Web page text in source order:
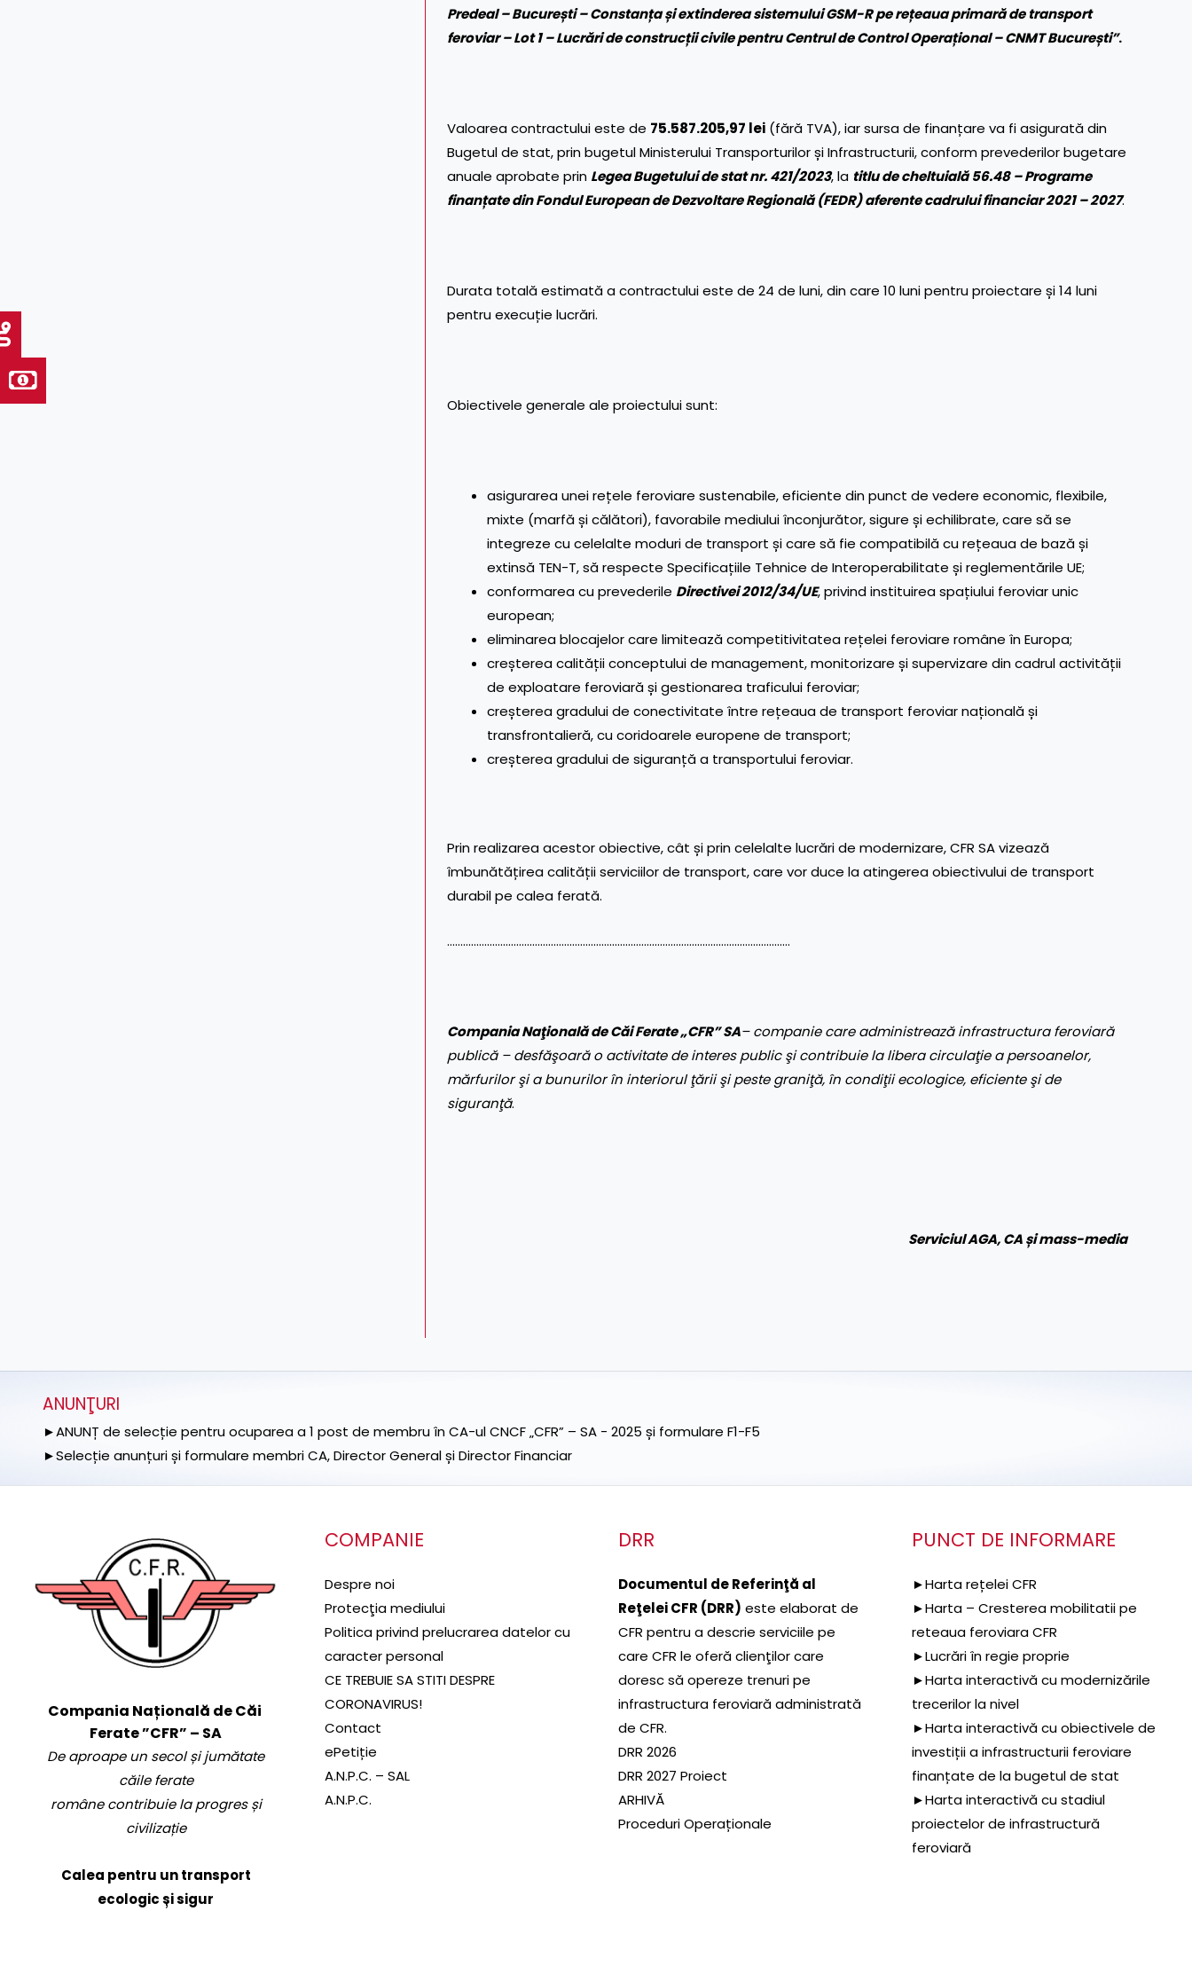
Predeal – București – Constanța și extinderea sistemului GSM-R pe rețeaua primară de transport
feroviar – Lot 1 – Lucrări de construcții civile pentru Centrul de Control Operațional – CNMT București”.
Valoarea contractului este de 75.587.205,97 lei (fără TVA), iar sursa de finanțare va fi asigurată din
Bugetul de stat, prin bugetul Ministerului Transporturilor și Infrastructurii, conform prevederilor bugetare
anuale aprobate prin Legea Bugetului de stat nr. 421/2023, la titlu de cheltuială 56.48 – Programe
finanțate din Fondul European de Dezvoltare Regională (FEDR) aferente cadrului financiar 2021 – 2027.
Durata totală estimată a contractului este de 24 de luni, din care 10 luni pentru proiectare și 14 luni
pentru execuție lucrări.
Obiectivele generale ale proiectului sunt:
asigurarea unei rețele feroviare sustenabile, eficiente din punct de vedere economic, flexibile,
mixte (marfă și călători), favorabile mediului înconjurător, sigure și echilibrate, care să se
integreze cu celelalte moduri de transport și care să fie compatibilă cu rețeaua de bază și
extinsă TEN-T, să respecte Specificațiile Tehnice de Interoperabilitate și reglementările UE;
conformarea cu prevederile Directivei 2012/34/UE, privind instituirea spațiului feroviar unic
european;
eliminarea blocajelor care limitează competitivitatea rețelei feroviare române în Europa;
creșterea calității conceptului de management, monitorizare și supervizare din cadrul activității
de exploatare feroviară și gestionarea traficului feroviar;
creșterea gradului de conectivitate între rețeaua de transport feroviar națională și
transfrontalieră, cu coridoarele europene de transport;
creșterea gradului de siguranță a transportului feroviar.
Prin realizarea acestor obiective, cât și prin celelalte lucrări de modernizare, CFR SA vizează
îmbunătățirea calității serviciilor de transport, care vor duce la atingerea obiectivului de transport
durabil pe calea ferată.
…………………………………………………………………………………………………………………
Compania Naţională de Căi Ferate „CFR” SA– companie care administrează infrastructura feroviară
publică – desfăşoară o activitate de interes public şi contribuie la libera circulaţie a persoanelor,
mărfurilor şi a bunurilor în interiorul ţării şi peste graniţă, în condiţii ecologice, eficiente şi de
siguranţă.
Serviciul AGA, CA și mass-media
ANUNŢURI
►ANUNȚ de selecție pentru ocuparea a 1 post de membru în CA-ul CNCF „CFR” – SA - 2025 și formulare F1-F5
►Selecție anunțuri și formulare membri CA, Director General și Director Financiar
Compania Națională de Căi
Ferate ”CFR” – SA
De aproape un secol și jumătate
căile ferate
române contribuie la progres și
civilizație
Calea pentru un transport
ecologic și sigur
COMPANIE
Despre noi
Protecţia mediului
Politica privind prelucrarea datelor cu
caracter personal
CE TREBUIE SA STITI DESPRE
CORONAVIRUS!
Contact
ePetiție
A.N.P.C. – SAL
A.N.P.C.
DRR
Documentul de Referinţă al
Reţelei CFR (DRR) este elaborat de
CFR pentru a descrie serviciile pe
care CFR le oferă clienţilor care
doresc să opereze trenuri pe
infrastructura feroviară administrată
de CFR.
DRR 2026
DRR 2027 Proiect
ARHIVĂ
Proceduri Operaționale
PUNCT DE INFORMARE
►Harta rețelei CFR
►Harta – Cresterea mobilitatii pe
reteaua feroviara CFR
►Lucrări în regie proprie
►Harta interactivă cu modernizările
trecerilor la nivel
►Harta interactivă cu obiectivele de
investiții a infrastructurii feroviare
finanțate de la bugetul de stat
►Harta interactivă cu stadiul
proiectelor de infrastructură
feroviară